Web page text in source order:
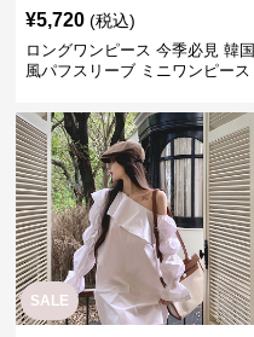
¥5,720 (税込)
ロングワンピース 今季必見 韓国
風パフスリーブ ミニワンピース
SALE